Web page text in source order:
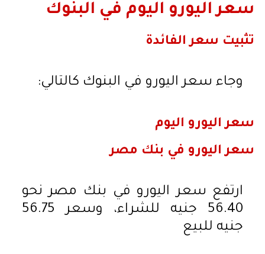
سعر اليورو اليوم في البنوك
تثبيت سعر الفائدة
وجاء سعر اليورو في البنوك كالتالي:
سعر اليورو اليوم
سعر اليورو في بنك مصر
ارتفع سعر اليورو في بنك مصر نحو
56.40 جنيه للشراء، وسعر 56.75
جنيه للبيع